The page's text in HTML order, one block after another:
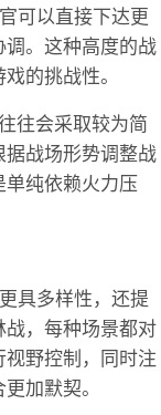
可以直接下达更
。这种高度的战
的挑战性。
往会采取较为简
战场形势调整战
纯依赖火力压
具多样性，还提
，每种场景都对
野控制，同时注
加默契。